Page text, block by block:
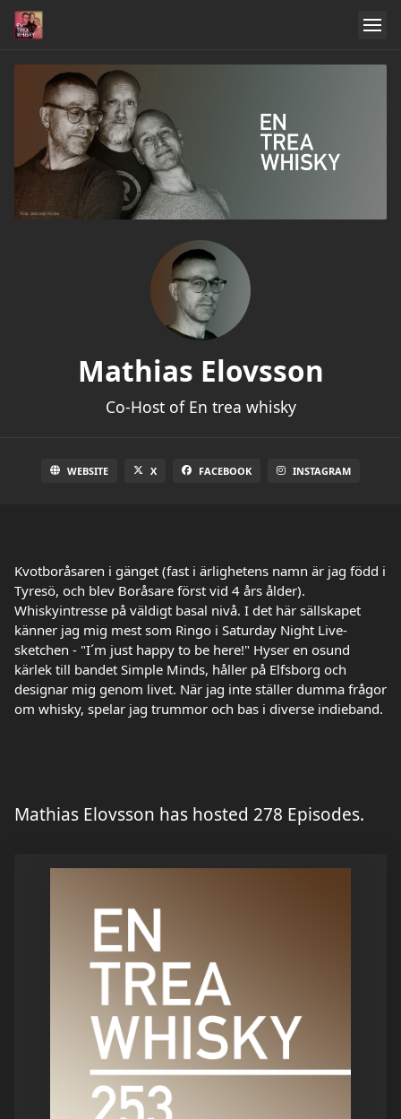
Mathias Elovsson
Co-Host of En trea whisky
WEBSITE X FACEBOOK INSTAGRAM
Kvotboråsaren i gänget (fast i ärlighetens namn är jag född i
Tyresö, och blev Boråsare först vid 4 års ålder).
Whiskyintresse på väldigt basal nivå. I det här sällskapet
känner jag mig mest som Ringo i Saturday Night Live-
sketchen - "I´m just happy to be here!" Hyser en osund
kärlek till bandet Simple Minds, håller på Elfsborg och
designar mig genom livet. När jag inte ställer dumma frågor
om whisky, spelar jag trummor och bas i diverse indieband.
Mathias Elovsson has hosted 278 Episodes.